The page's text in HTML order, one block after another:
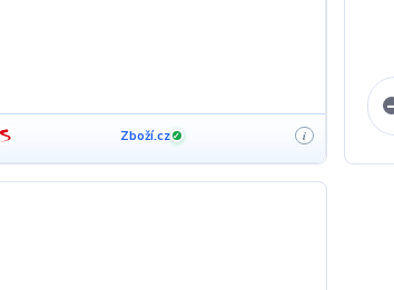
Zboží.cz ✓ i